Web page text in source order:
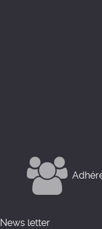
News letter